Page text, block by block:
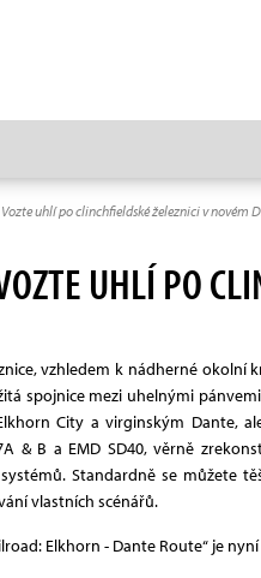
Vozte uhlí po clinchfieldské železnici v novém
UHLÍ PO
vzhledem k nádherné
spojnice mezi uhelnými
City a virginským Dante,
& B a EMD SD40, věrně
Standardně se můžete
vlastních scénářů.
Elkhorn - Dante Route“ je